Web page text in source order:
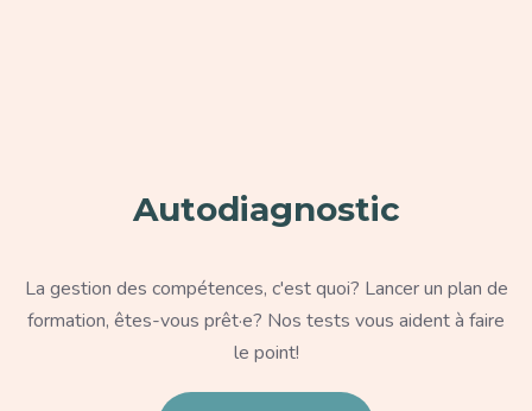
Autodiagnostic
La gestion des compétences, c'est quoi? Lancer un plan de
formation, êtes-vous prêt·e? Nos tests vous aident à faire
le point!